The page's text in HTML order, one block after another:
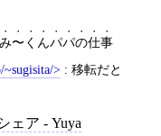
み〜くんパパの仕事
: 移転だと
ェア - Yuya